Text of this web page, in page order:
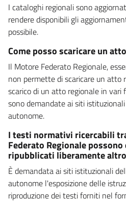
I cataloghi regionali sono
rendere disponibili gli
possibile.
Come posso scaricare un
Il Motore Federato Regionale,
non permette di scaricare un atto
scarico di un atto regionale in vari
sono demandate ai siti
autonome.
I testi normativi ricercabili
Federato Regionale
ripubblicati liberamente
È demandata ai siti istituzionali
autonome l'esposizione delle
riproduzione dei testi forniti nel